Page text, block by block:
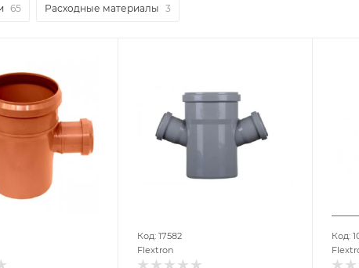
65 Расходные материалы 3
Код: 17582
Flextron
Код: